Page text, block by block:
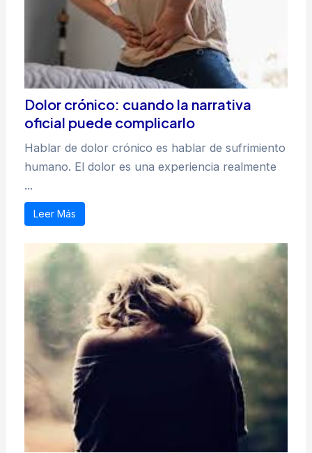
Dolor crónico: cuando la narrativa
oficial puede complicarlo
Hablar de dolor crónico es hablar de sufrimiento
humano. El dolor es una experiencia realmente
...
Leer Más